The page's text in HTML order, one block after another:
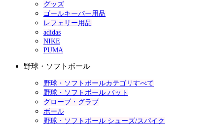
グッズ
ゴールキーパー用品
レフェリー用品
adidas
NIKE
PUMA
野球・ソフトボール
野球・ソフトボールカテゴリすべて
野球・ソフトボール バット
グローブ・グラブ
ボール
野球・ソフトボール シューズ/スパイク